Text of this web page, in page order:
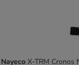
Nayeco X-TRM Cronos